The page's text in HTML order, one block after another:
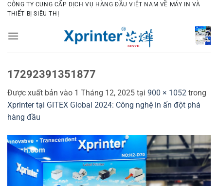
Bỏ
qua
dung
CÔNG TY CUNG CẤP DỊCH VỤ HÀNG ĐẦU VIỆT NAM VỀ MÁY IN VÀ
THIẾT BỊ SIÊU THỊ
17292391351877
Được xuất bản vào 1 Tháng 12, 2025 tại 900 × 1052 trong
Xprinter tại GITEX Global 2024: Công nghệ in ấn đột phá
hàng đầu